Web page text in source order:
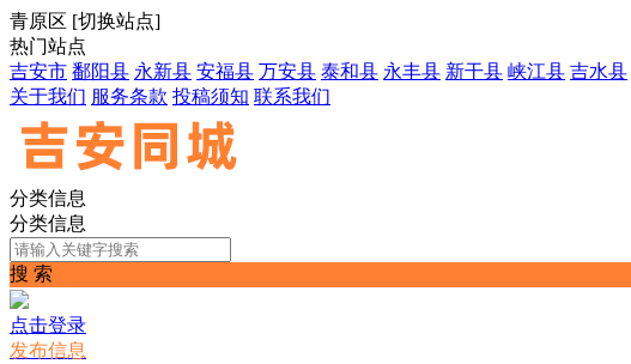
青原区 [切换站点]
热门站点
吉安市 鄱阳县 永新县 安福县 万安县 泰和县 永丰县 新干县 峡江县 吉水县
关于我们 服务条款 投稿须知 联系我们
分类信息
分类信息
搜 索
点击登录
发布信息